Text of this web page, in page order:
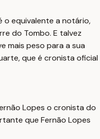
o equivalente a notário,
do Tombo. E talvez
mais peso para a sua
que é cronista oficial
Lopes o cronista do
que Fernão Lopes